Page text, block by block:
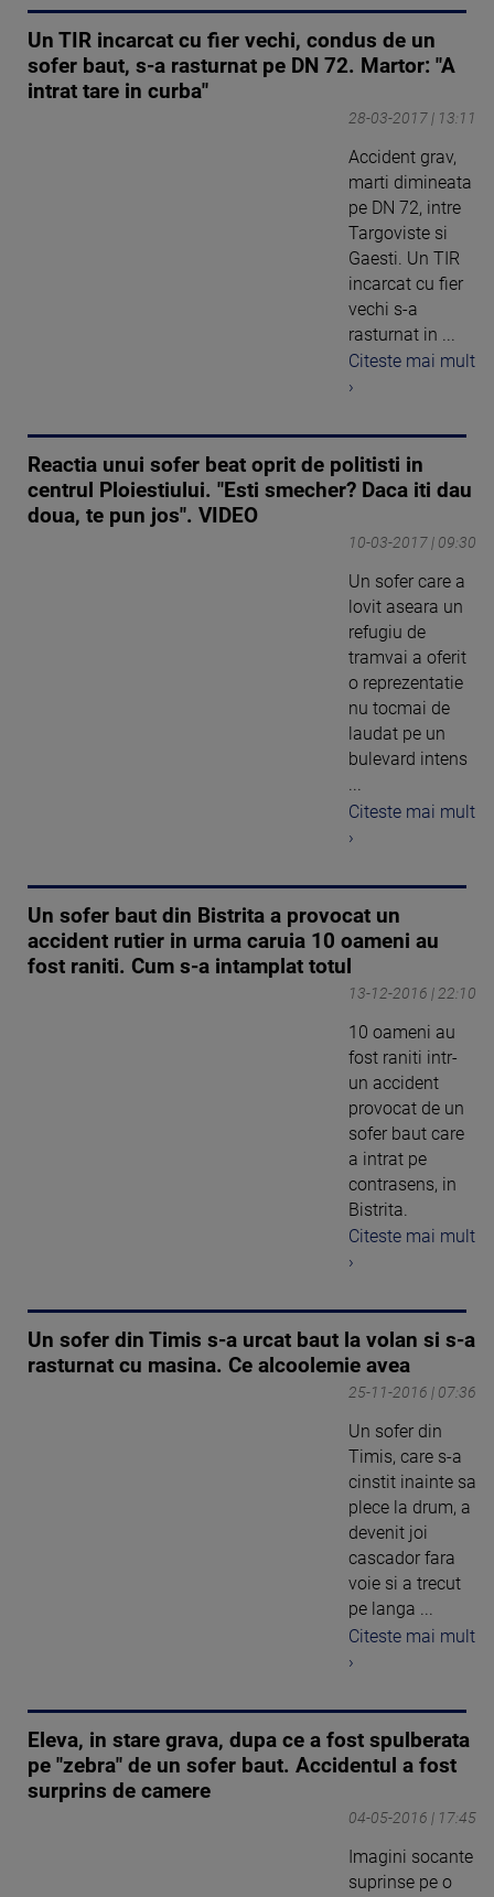
Un TIR incarcat cu fier vechi, condus de un
sofer baut, s-a rasturnat pe DN 72. Martor: "A
intrat tare in curba"
28-03-2017 | 13:11
Accident grav,
marti dimineata
pe DN 72, intre
Targoviste si
Gaesti. Un TIR
incarcat cu fier
vechi s-a
rasturnat in ...
Citeste mai mult
›
Reactia unui sofer beat oprit de politisti in
centrul Ploiestiului. "Esti smecher? Daca iti dau
doua, te pun jos". VIDEO
10-03-2017 | 09:30
Un sofer care a
lovit aseara un
refugiu de
tramvai a oferit
o reprezentatie
nu tocmai de
laudat pe un
bulevard intens
...
Citeste mai mult
›
Un sofer baut din Bistrita a provocat un
accident rutier in urma caruia 10 oameni au
fost raniti. Cum s-a intamplat totul
13-12-2016 | 22:10
10 oameni au
fost raniti intr-
un accident
provocat de un
sofer baut care
a intrat pe
contrasens, in
Bistrita.
Citeste mai mult
›
Un sofer din Timis s-a urcat baut la volan si s-a
rasturnat cu masina. Ce alcoolemie avea
25-11-2016 | 07:36
Un sofer din
Timis, care s-a
cinstit inainte sa
plece la drum, a
devenit joi
cascador fara
voie si a trecut
pe langa ...
Citeste mai mult
›
Eleva, in stare grava, dupa ce a fost spulberata
pe "zebra" de un sofer baut. Accidentul a fost
surprins de camere
04-05-2016 | 17:45
Imagini socante
suprinse pe o